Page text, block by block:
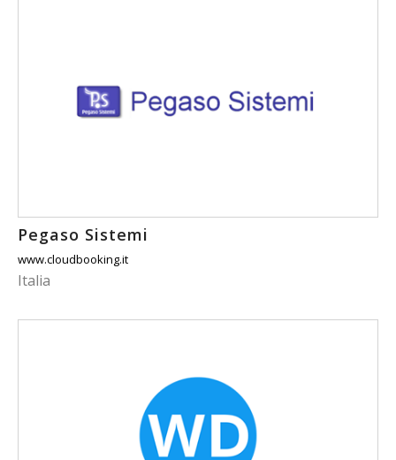
Pegaso Sistemi
www.cloudbooking.it
Italia